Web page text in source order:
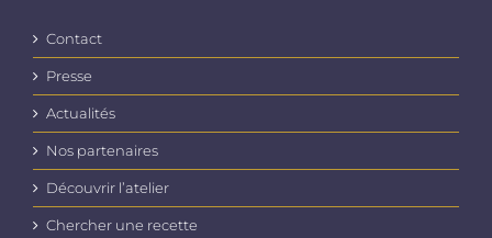
Contact
Presse
Actualités
Nos partenaires
Découvrir l’atelier
Chercher une recette